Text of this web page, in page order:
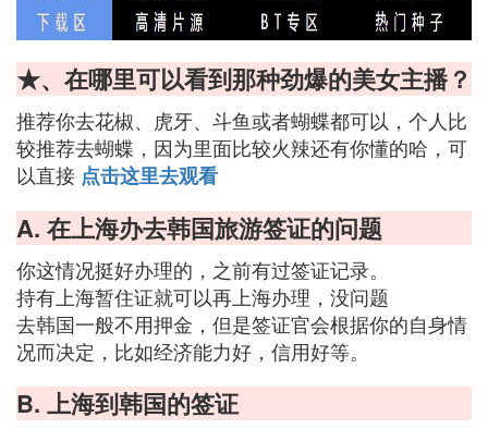
★、在哪里可以看到那种劲爆的美女主播？
推荐你去花椒、虎牙、斗鱼或者蝴蝶都可以，个人比
较推荐去蝴蝶，因为里面比较火辣还有你懂的哈，可
以直接 点击这里去观看
A. 在上海办去韩国旅游签证的问题
你这情况挺好办理的，之前有过签证记录。
持有上海暂住证就可以再上海办理，没问题
去韩国一般不用押金，但是签证官会根据你的自身情
况而决定，比如经济能力好，信用好等。
B. 上海到韩国的签证